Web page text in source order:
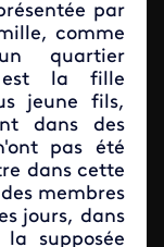
par
comme
quartier
est la fille
jeune fils,
dans des
pas été
dans cette
membres
jours, dans
supposée